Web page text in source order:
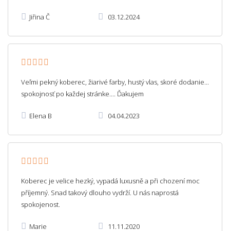
Jiřina Č 03.12.2024
Veľmi pekný koberec, žiarivé farby, hustý vlas, skoré dodanie...
spokojnosť po každej stránke.... Ďakujem
Elena B 04.04.2023
Koberec je velice hezký, vypadá luxusně a při chození moc
příjemný. Snad takový dlouho vydrží. U nás naprostá
spokojenost.
Marie 11.11.2020